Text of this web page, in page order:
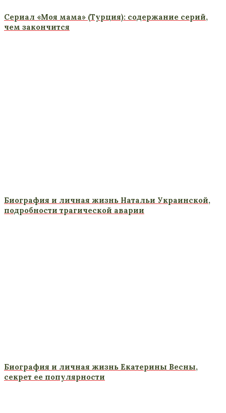
Сериал «Моя мама» (Турция): содержание серий,
чем закончится
Биография и личная жизнь Натальи Украинской,
подробности трагической аварии
Биография и личная жизнь Екатерины Весны,
секрет ее популярности